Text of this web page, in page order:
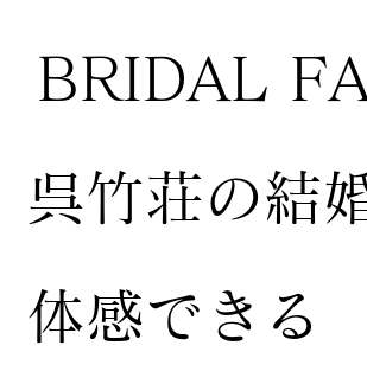
BRIDAL
呉竹荘の結
体感できる